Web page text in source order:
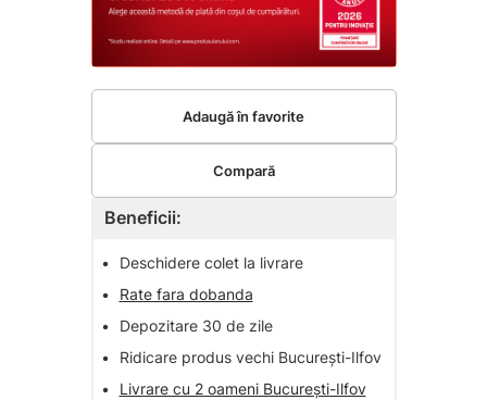
Beneficii:
•
Deschidere colet la livrare
•
Rate fara dobanda
•
Depozitare 30 de zile
•
Ridicare produs vechi București-Ilfov
•
Livrare cu 2 oameni București-Ilfov
Adaugă în favorite
Compară